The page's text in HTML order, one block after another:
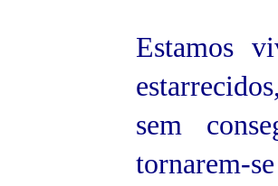
Estamos
sem
tornarem-